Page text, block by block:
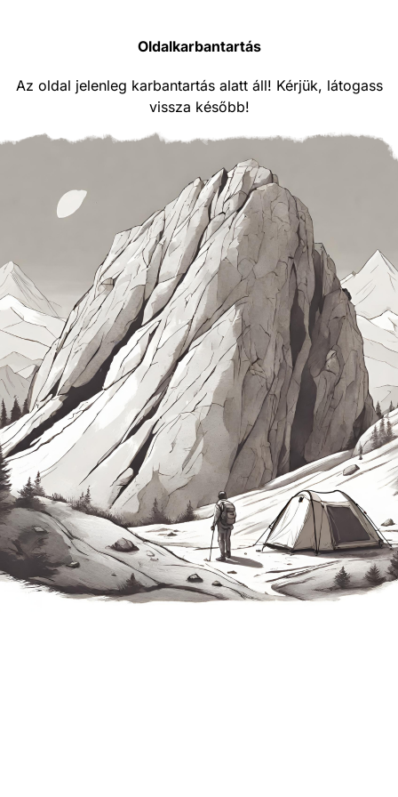
Oldalkarbantartás
Az oldal jelenleg karbantartás alatt áll! Kérjük, látogass
vissza később!